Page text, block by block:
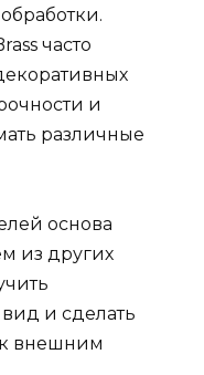
часто
и
различные
основа
из других
и сделать
внешним